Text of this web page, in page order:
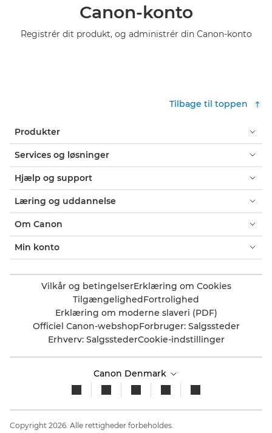
Canon-konto
Registrér dit produkt, og administrér din Canon-konto
Tilbage til toppen
Produkter
Services og løsninger
Hjælp og support
Læring og uddannelse
Om Canon
Min konto
Vilkår og betingelserErklæring om Cookies
TilgængelighedFortrolighed
Erklæring om moderne slaveri (PDF)
Officiel Canon-webshopForbruger: Salgssteder
Erhverv: SalgsstederCookie-indstillinger
Canon Denmark
Copyright 2026. Alle rettigheder forbeholdes.